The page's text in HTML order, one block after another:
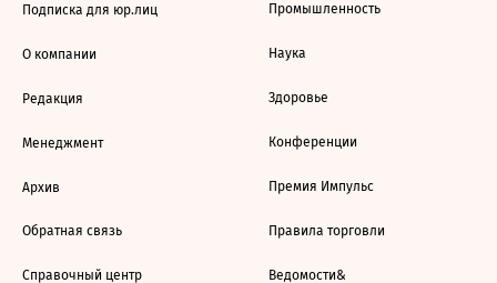
Подписка для юр.лиц
О компании
Редакция
Менеджмент
Архив
Обратная связь
Справочный центр
Промышленность
Наука
Здоровье
Конференции
Премия Импульс
Правила торговли
Ведомости&